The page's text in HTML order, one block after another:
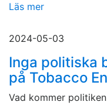
Läs mer
2024-05-03
Inga politiska
på Tobacco
Vad kommer